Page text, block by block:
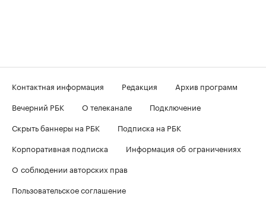
Контактная информация Редакция
Архив программ
Вечерний РБК
О телеканале
Подключение
Скрыть баннеры на РБК
Подписка на РБК
Корпоративная подписка
Информация об ограничениях
О соблюдении авторских прав
Пользовательское соглашение